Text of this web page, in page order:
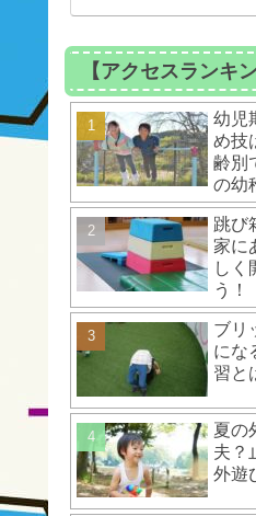
【アクセスランキン
幼児
め技
齢別
の幼
が解
跳び
家に
しく
う！
ブリ
にな
習と
夏の
夫？
外遊